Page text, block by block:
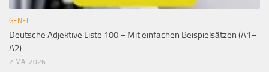
GENEL
Deutsche Adjektive Liste 100 – Mit einfachen Beispielsätzen (A1–
A2)
2 MAI 2026